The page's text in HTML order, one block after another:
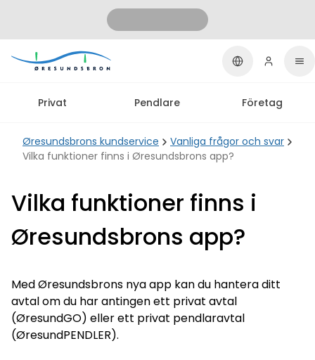
Privat Pendlare Företag
Øresundsbrons kundservice
Vanliga frågor och svar
Vilka funktioner finns i Øresundsbrons app?
Vilka funktioner finns i
Øresundsbrons app?
Med Øresundsbrons nya app kan du hantera ditt
avtal om du har antingen ett privat avtal
(ØresundGO) eller ett privat pendlaravtal
(ØresundPENDLER).